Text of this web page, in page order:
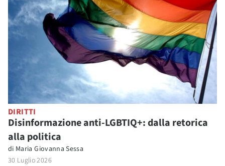
DIRITTI
Disinformazione anti-LGBTIQ+: dalla retorica
alla politica
di Maria Giovanna Sessa
30 Luglio 2026